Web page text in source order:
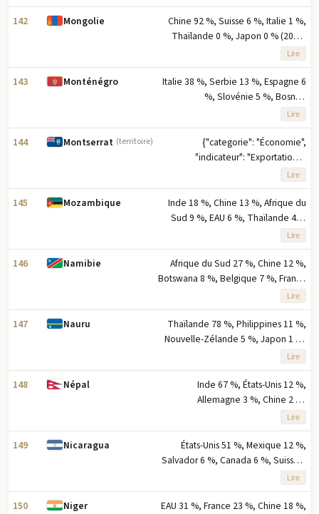
142 Mongolie
Chine 92 %, Suisse 6 %, Italie 1 %,
Thaïlande 0 %, Japon 0 % (2023)
note : les cinq principaux partenaires
à l'exportation en pourcentage des
exportations
Lire
143 Monténégro
Italie 38 %, Serbie 13 %, Espagne 6
%, Slovénie 5 %, Bosnie-
Herzégovine 4 % (2023) note : cinq
principaux partenaires d'exportation
basés sur le pourcentage des
exportations
Lire
144 Montserrat (territoire)
{"categorie": "Économie",
"indicateur": "Exportations -
partenaires", "valeur": "États-Unis 25
%, Antigua-et-Barbuda 13 %, Guyana
13 %, Égypte 12 %, France 10 %
(2023) note : cinq principaux
partenaires à l'exportation en
pourcentage des exportations"}
Lire
145 Mozambique
Inde 18 %, Chine 13 %, Afrique du
Sud 9 %, EAU 6 %, Thaïlande 4 %
(2023) note : cinq principaux
partenaires d'exportation basés sur
le pourcentage des exportations
Lire
146 Namibie
Afrique du Sud 27 %, Chine 12 %,
Botswana 8 %, Belgique 7 %, France
5 % (2023) note : cinq principaux
partenaires à l'exportation en
pourcentage des exportations
Lire
147 Nauru
Thaïlande 78 %, Philippines 11 %,
Nouvelle-Zélande 5 %, Japon 1 %,
Canada 1 % (2023) note : cinq
principaux partenaires à l'exportation
basés sur le pourcentage des
exportations
Lire
148 Népal
Inde 67 %, États-Unis 12 %,
Allemagne 3 %, Chine 2 %,
Royaume-Uni 2 % (2023) note : cinq
principaux partenaires à l'exportation
selon le pourcentage des
exportations
Lire
149 Nicaragua
États-Unis 51 %, Mexique 12 %,
Salvador 6 %, Canada 6 %, Suisse 4
% (2023)note : cinq principaux
partenaires d'exportation selon le
pourcentage des exportations
Lire
150 Niger
EAU 31 %, France 23 %, Chine 18 %,